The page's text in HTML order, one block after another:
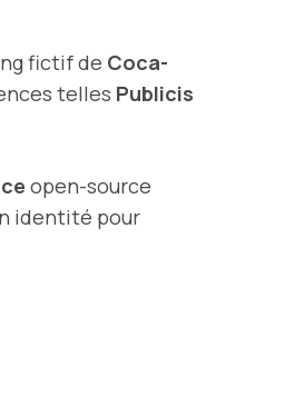
fictif de Coca-
telles Publicis
open-source
identité pour